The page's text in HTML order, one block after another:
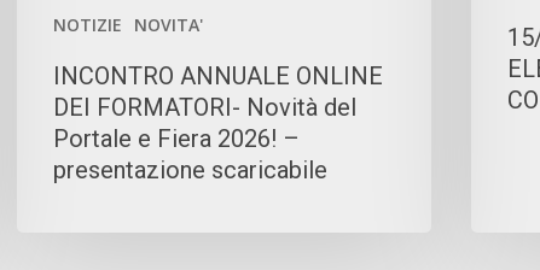
NOTIZIE
NOVITA'
Portale
Fiera
2026!
presentazione
INCONTRO ANNUALE ONLINE
DEI FORMATORI- Novità del
Portale e Fiera 2026! –
presentazione scaricabile